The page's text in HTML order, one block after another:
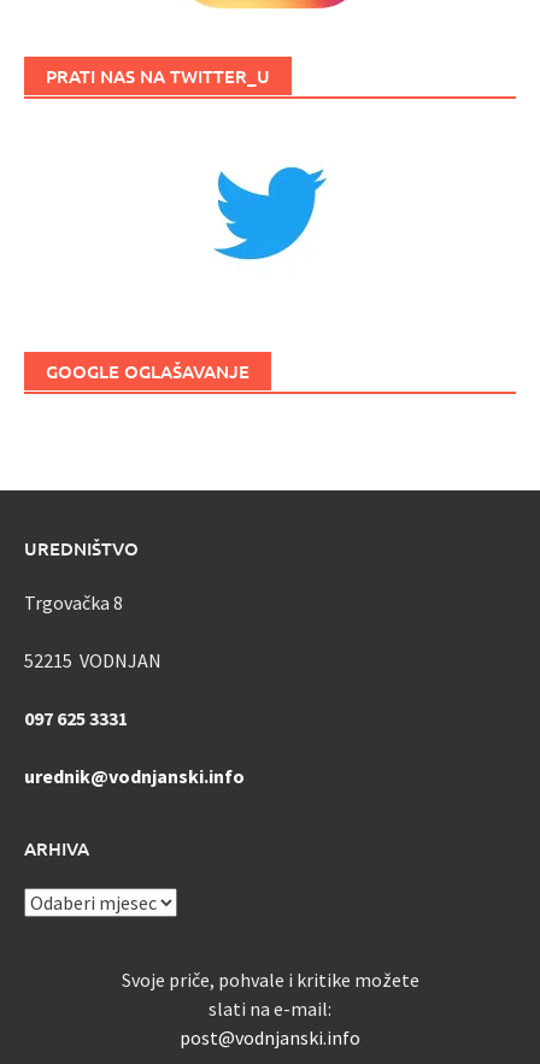
PRATI NAS NA TWITTER_U
GOOGLE OGLAŠAVANJE
UREDNIŠTVO
Trgovačka 8
52215 VODNJAN
097 625 3331
urednik@vodnjanski.info
ARHIVA
ARHIVA
Svoje priče, pohvale i kritike možete
slati na e-mail:
post@vodnjanski.info